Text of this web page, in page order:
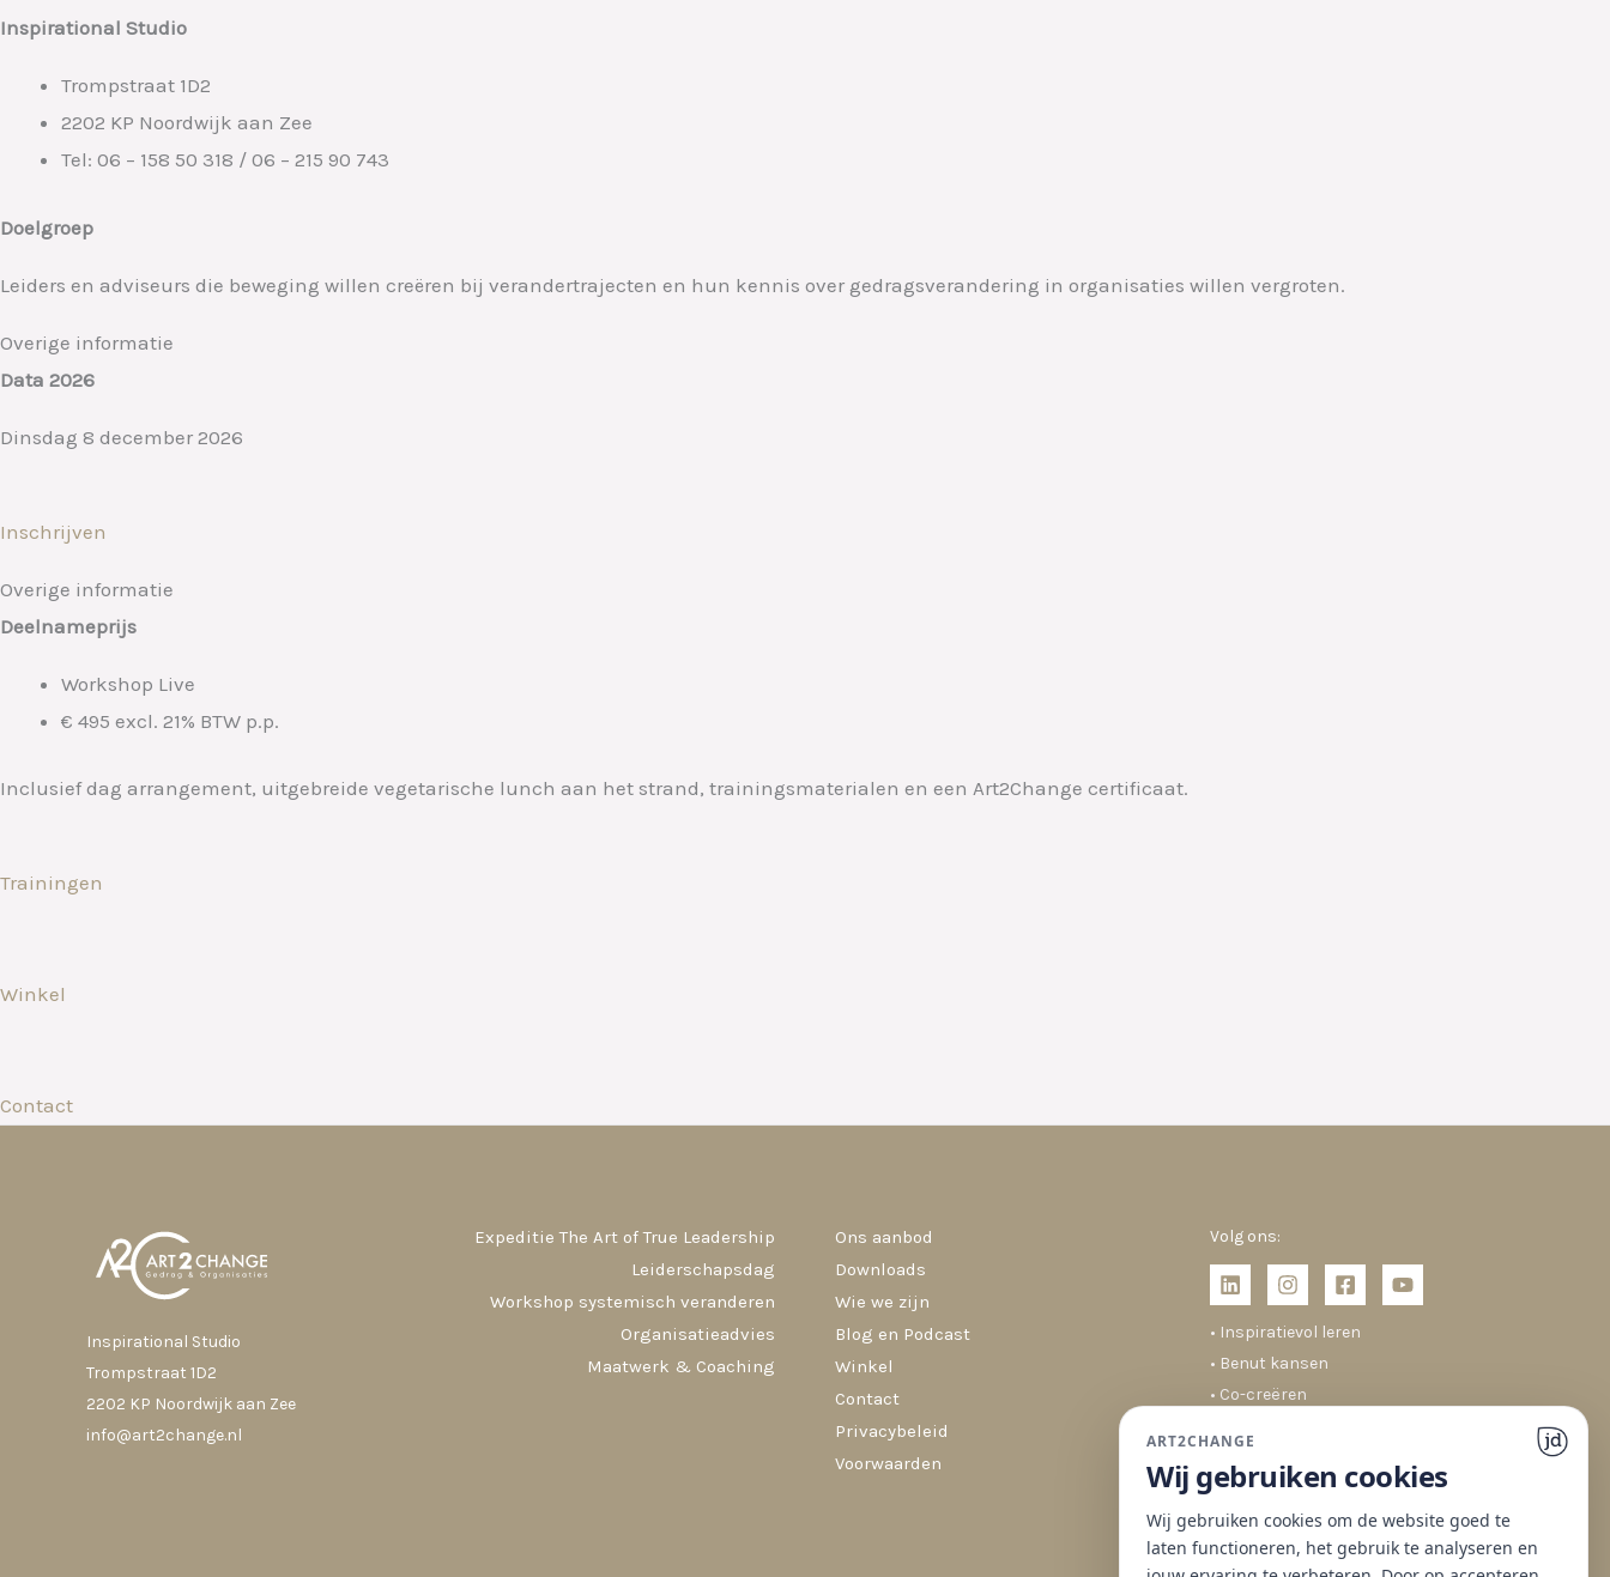
Inspirational Studio
Trompstraat 1D2
2202 KP Noordwijk aan Zee
Tel: 06 – 158 50 318 / 06 – 215 90 743
Doelgroep
Leiders en adviseurs die beweging willen creëren bij verandertrajecten en hun kennis over gedragsverandering in organisaties willen vergroten.
Overige informatie
Data 2026
Dinsdag 8 december 2026
Inschrijven
Overige informatie
Deelnameprijs
Workshop Live
€ 495 excl. 21% BTW p.p.
Inclusief dag arrangement, uitgebreide vegetarische lunch aan het strand, trainingsmaterialen en een Art2Change certificaat.
Trainingen
Winkel
Contact
Inspirational Studio
Trompstraat 1D2
2202 KP Noordwijk aan Zee
info@art2change.nl
Expeditie The Art of True Leadership
Leiderschapsdag
Workshop systemisch veranderen
Organisatieadvies
Maatwerk & Coaching
Ons aanbod
Downloads
Wie we zijn
Blog en Podcast
Winkel
Contact
Privacybeleid
Voorwaarden
Volg ons:
• Inspiratievol leren
• Benut kansen
• Co-creëren
ART2CHANGE
Wij gebruiken cookies
Wij gebruiken cookies om de website goed te
laten functioneren, het gebruik te analyseren en